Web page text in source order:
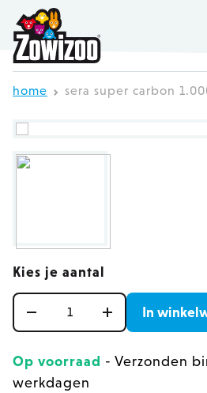
Ga direct door naar de inhoud
home sera super carbon
Kies je aantal
In
Op voorraad - Verzonden
werkdagen